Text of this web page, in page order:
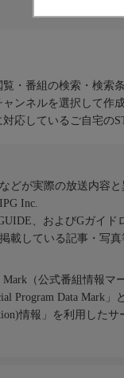
覧・番組の検索・検索
ャンネルを選択して作
対応しているご自宅の
どが実際の放送内容と
Inc.
、およびGガイド
載している記事・写
（公式番組情報マ
Program Data Mark
情報」を利用した